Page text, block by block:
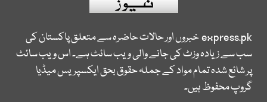
express.pkخبروں اور حالات حاضرہ سے متعلق پاکستان کی
سب سے زیادہ وزٹ کی جانے والی ویب سائٹ ہے۔ اس ویب سائٹ
پر شائع شدہ تمام مواد کے جملہ حقوق بحق ایکسپریس میڈیا
گروپ محفوظ ہیں۔